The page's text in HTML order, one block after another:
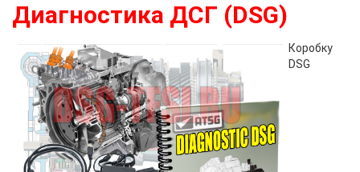
Диагностика ДСГ (DSG)
Коробку
DSG